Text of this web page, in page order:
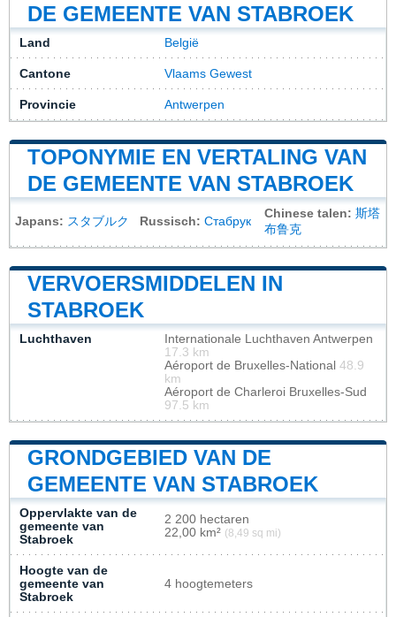
DE GEMEENTE VAN STABROEK
Land België
Cantone Vlaams Gewest
Provincie Antwerpen
TOPONYMIE EN VERTALING VAN
DE GEMEENTE VAN STABROEK
Japans: スタブルク Russisch: Стабрук
Chinese talen: 斯塔
布鲁克
VERVOERSMIDDELEN IN
STABROEK
Luchthaven
Internationale Luchthaven Antwerpen
17.3 km
Aéroport de Bruxelles-National 48.9
km
Aéroport de Charleroi Bruxelles-Sud
97.5 km
GRONDGEBIED VAN DE
GEMEENTE VAN STABROEK
Oppervlakte van de
gemeente van
Stabroek
2 200 hectaren
22,00 km² (8,49 sq mi)
Hoogte van de
gemeente van
Stabroek
4 hoogtemeters